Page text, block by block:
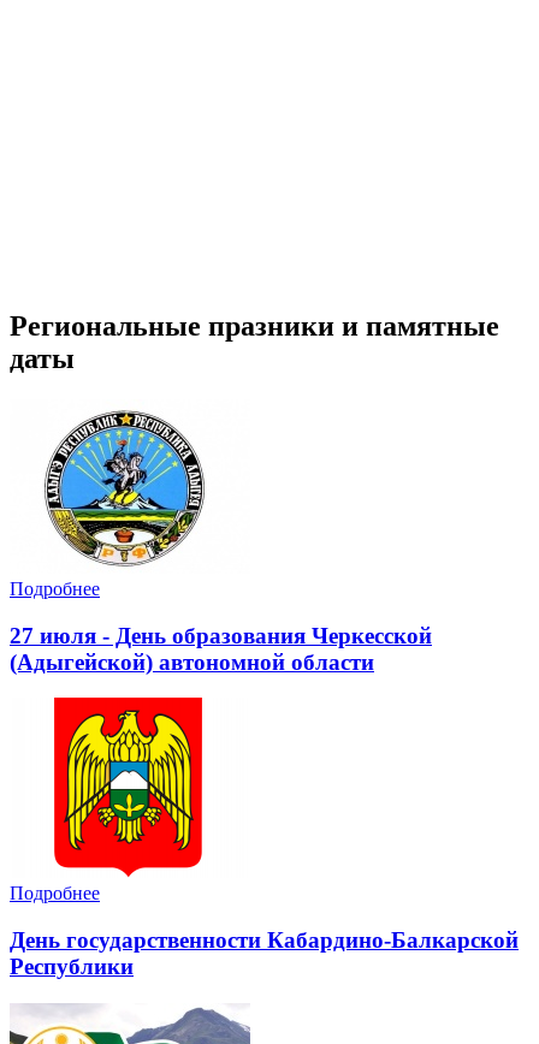
Региональные празники и памятные
даты
Подробнее
27 июля - День образования Черкесской
(Адыгейской) автономной области
Подробнее
День государственности Кабардино-Балкарской
Республики